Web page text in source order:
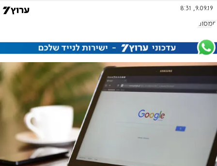
9.09.19, 8:31
סמסונג